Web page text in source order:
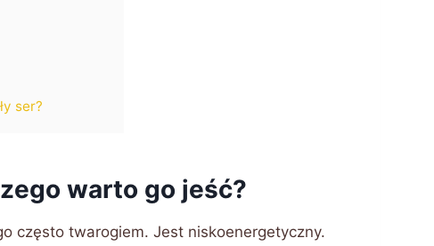
ser?
warto go jeść?
często twarogiem. Jest niskoenergetyczny.